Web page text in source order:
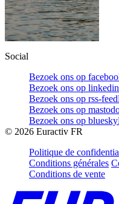
Social
Bezoek ons op
Bezoek ons op linkedin
Bezoek ons op rss-feed
Bezoek ons op
Bezoek ons op bluesky
© 2026 Euractiv FR
Politique de
Conditions générales
Conditions de vente